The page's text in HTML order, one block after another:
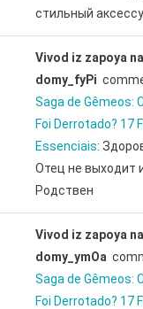
стильный
Vivod iz zapoya na
domy_fyPi
Saga de Gêmeos:
Foi Derrotado? 17
Essenciais:
Отец не выходит
Родствен
Vivod iz zapoya na
domy_ymOa
Saga de Gêmeos:
Foi Derrotado? 17